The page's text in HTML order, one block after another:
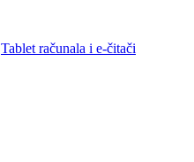
Tablet računala i e-čitači